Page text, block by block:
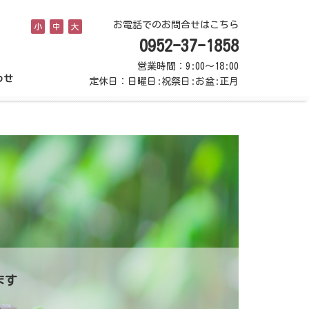
お電話でのお問合せはこちら
0952-37-1858
営業時間：9:00～18:00
定休日：日曜日:祝祭日:お盆:正月
小 中 大
せ
す